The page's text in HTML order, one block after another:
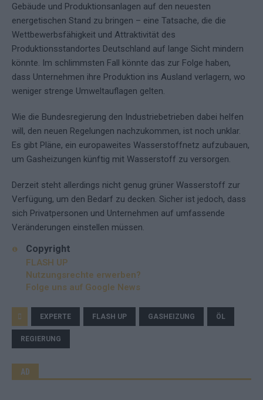
Gebäude und Produktionsanlagen auf den neuesten
energetischen Stand zu bringen – eine Tatsache, die die
Wettbewerbsfähigkeit und Attraktivität des
Produktionsstandortes Deutschland auf lange Sicht mindern
könnte. Im schlimmsten Fall könnte das zur Folge haben,
dass Unternehmen ihre Produktion ins Ausland verlagern, wo
weniger strenge Umweltauflagen gelten.
Wie die Bundesregierung den Industriebetrieben dabei helfen
will, den neuen Regelungen nachzukommen, ist noch unklar.
Es gibt Pläne, ein europaweites Wasserstoffnetz aufzubauen,
um Gasheizungen künftig mit Wasserstoff zu versorgen.
Derzeit steht allerdings nicht genug grüner Wasserstoff zur
Verfügung, um den Bedarf zu decken. Sicher ist jedoch, dass
sich Privatpersonen und Unternehmen auf umfassende
Veränderungen einstellen müssen.
Copyright
FLASH UP
Nutzungsrechte erwerben?
Folge uns auf Google News
EXPERTE FLASH UP GASHEIZUNG ÖL
REGIERUNG
AD